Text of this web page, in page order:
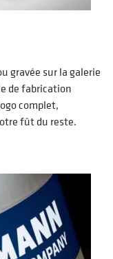
gravée sur la galerie
de fabrication
complet,
fût du reste.